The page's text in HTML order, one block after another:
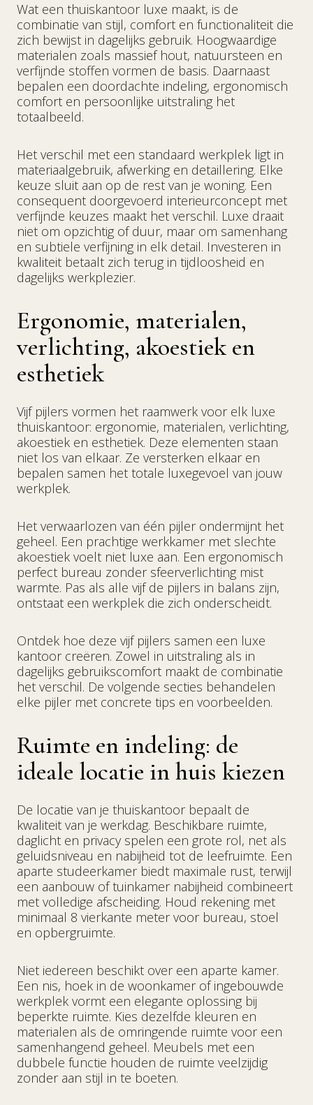
Wat een thuiskantoor luxe maakt, is de
combinatie van stijl, comfort en functionaliteit die
zich bewijst in dagelijks gebruik. Hoogwaardige
materialen zoals massief hout, natuursteen en
verfijnde stoffen vormen de basis. Daarnaast
bepalen een doordachte indeling, ergonomisch
comfort en persoonlijke uitstraling het
totaalbeeld.
Het verschil met een standaard werkplek ligt in
materiaalgebruik, afwerking en detaillering. Elke
keuze sluit aan op de rest van je woning. Een
consequent doorgevoerd interieurconcept met
verfijnde keuzes maakt het verschil. Luxe draait
niet om opzichtig of duur, maar om samenhang
en subtiele verfijning in elk detail. Investeren in
kwaliteit betaalt zich terug in tijdloosheid en
dagelijks werkplezier.
Ergonomie, materialen,
verlichting, akoestiek en
esthetiek
Vijf pijlers vormen het raamwerk voor elk luxe
thuiskantoor: ergonomie, materialen, verlichting,
akoestiek en esthetiek. Deze elementen staan
niet los van elkaar. Ze versterken elkaar en
bepalen samen het totale luxegevoel van jouw
werkplek.
Het verwaarlozen van één pijler ondermijnt het
geheel. Een prachtige werkkamer met slechte
akoestiek voelt niet luxe aan. Een ergonomisch
perfect bureau zonder sfeerverlichting mist
warmte. Pas als alle vijf de pijlers in balans zijn,
ontstaat een werkplek die zich onderscheidt.
Ontdek hoe deze vijf pijlers samen een luxe
kantoor creëren. Zowel in uitstraling als in
dagelijks gebruikscomfort maakt de combinatie
het verschil. De volgende secties behandelen
elke pijler met concrete tips en voorbeelden.
Ruimte en indeling: de
ideale locatie in huis kiezen
De locatie van je thuiskantoor bepaalt de
kwaliteit van je werkdag. Beschikbare ruimte,
daglicht en privacy spelen een grote rol, net als
geluidsniveau en nabijheid tot de leefruimte. Een
aparte studeerkamer biedt maximale rust, terwijl
een aanbouw of tuinkamer nabijheid combineert
met volledige afscheiding. Houd rekening met
minimaal 8 vierkante meter voor bureau, stoel
en opbergruimte.
Niet iedereen beschikt over een aparte kamer.
Een nis, hoek in de woonkamer of ingebouwde
werkplek vormt een elegante oplossing bij
beperkte ruimte. Kies dezelfde kleuren en
materialen als de omringende ruimte voor een
samenhangend geheel. Meubels met een
dubbele functie houden de ruimte veelzijdig
zonder aan stijl in te boeten.